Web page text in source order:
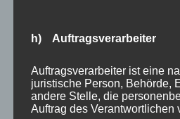
diffusionsoffene
durch Frost-Tau-Zyklen jedes
Folgekosten, die ein
verhindern kann.
h) Auftragsverarbeiter
Auftragsverarbeiter ist eine
juristische Person, Behörde,
andere Stelle, die
Auftrag des Verantwortlichen